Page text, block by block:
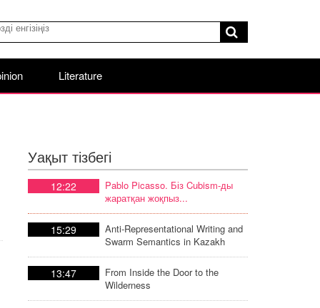
Literature
Уақыт тізбегі
12:22
Pablo Picasso. Біз Cubism-ды
жаратқан жоқпыз...
15:29
Anti-Representational Writing and
Swarm Semantics in Kazakh
Poetic Discourse
13:47
From Inside the Door to the
Wilderness